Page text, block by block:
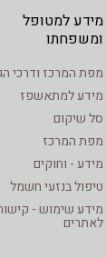
מידע למטופל
ומשפחתו
מפת המרכז ודרכי
מידע למתאשפז
סל שיקום
מפת המרכז
מידע - וחוקים
טיפול בנזעי חשמל
מידע שימוש -
לאתרים